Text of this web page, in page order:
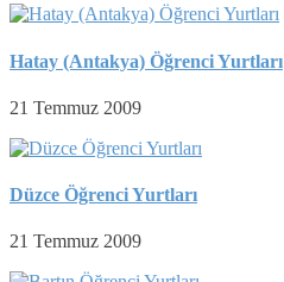
Hatay (Antakya) Öğrenci Yurtları
21 Temmuz 2009
Düzce Öğrenci Yurtları
21 Temmuz 2009